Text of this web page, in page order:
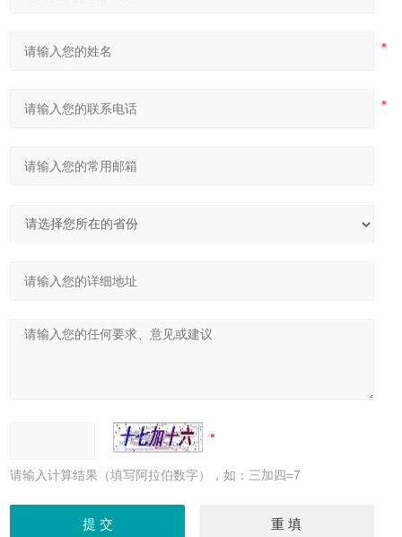
请输入计算结果（填写阿拉伯数字），如：三加四=7